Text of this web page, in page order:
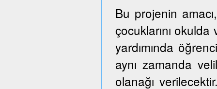
Bu projenin
çocuklarını
yardımında
aynı zamanda
olanağı